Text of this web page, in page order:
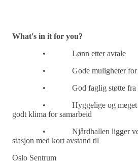
What's in it for you?
• Lønn etter avtale
• Gode muligheter
• God faglig støtte fra
• Hyggelige og
godt klima forsamarbeid
• Njårdhallen ligger
stasjon med kort avstand til
Oslo Sentrum